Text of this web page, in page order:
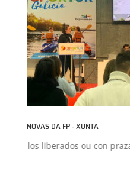
NOVAS DA FP - XUNTA
Ciclos liberados ou con prazas